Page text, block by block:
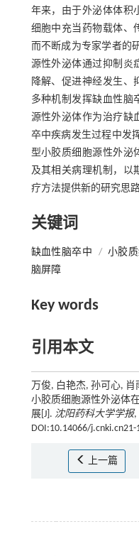
年来，由于外泌体体积
细胞中充当药物载体、
而不断成为专家学者的
源性外泌体通过抑制炎
降解、促进神经发生、
多种机制发挥缺血性脑
源性外泌体作为治疗缺
卒中疾病发生过程中发
型小胶质细胞源性外泌
及其相关病理机制，以
疗方法提供新的研究思
关键词
缺血性脑卒中 / 小胶
脑屏障
Key words
引用本文
万俊, 白艳杰, 孙可心,
小胶质细胞源性外泌体
展[J]. 沈阳药科大学学报,
DOI:10.14066/
上一篇